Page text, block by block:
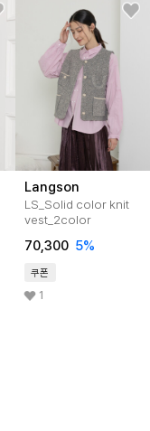
Langson
LS_Solid color knit
vest_2color
70,300 5%
쿠폰
1